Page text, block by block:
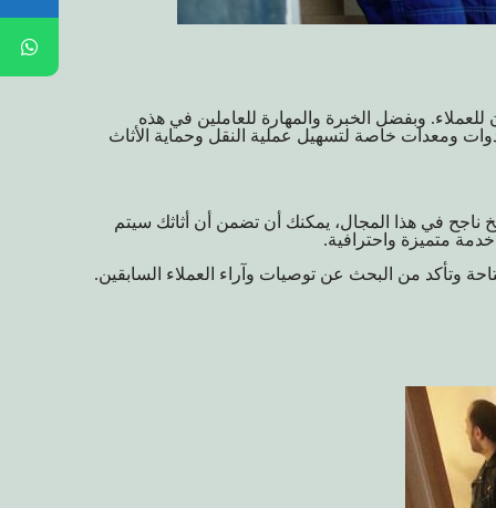
وبفضل الخبرة والمهارة للعاملين في هذه
ومعدات خاصة لتسهيل عملية النقل وحماية الأثاث
ناجح في هذا المجال، يمكنك أن تضمن أن أثاثك سيتم
متميزة واحترافية.
وتأكد من البحث عن توصيات وآراء العملاء السابقين.